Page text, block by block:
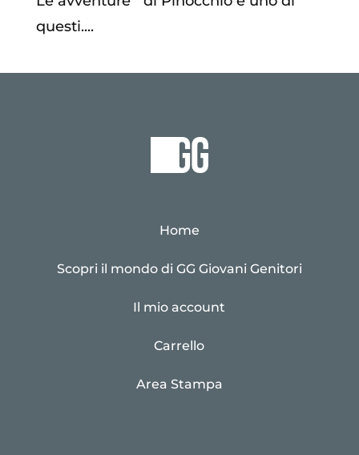
questi....
Home
Scopri il mondo di GG Giovani Genitori
Il mio account
Carrello
Area Stampa